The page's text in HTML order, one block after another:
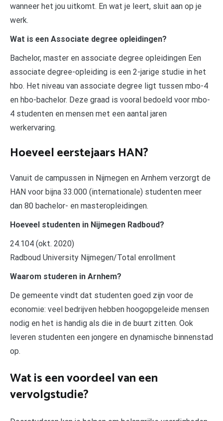
wanneer het jou uitkomt. En wat je leert, sluit aan op je
werk.
Wat is een Associate degree opleidingen?
Bachelor, master en associate degree opleidingen Een
associate degree-opleiding is een 2-jarige studie in het
hbo. Het niveau van associate degree ligt tussen mbo-4
en hbo-bachelor. Deze graad is vooral bedoeld voor mbo-
4 studenten en mensen met een aantal jaren
werkervaring.
Hoeveel eerstejaars HAN?
Vanuit de campussen in Nijmegen en Arnhem verzorgt de
HAN voor bijna 33.000 (internationale) studenten meer
dan 80 bachelor- en masteropleidingen.
Hoeveel studenten in Nijmegen Radboud?
24.104 (okt. 2020)
Radboud University Nijmegen/Total enrollment
Waarom studeren in Arnhem?
De gemeente vindt dat studenten goed zijn voor de
economie: veel bedrijven hebben hoogopgeleide mensen
nodig en het is handig als die in de buurt zitten. Ook
leveren studenten een jongere en dynamische binnenstad
op.
Wat is een voordeel van een
vervolgstudie?